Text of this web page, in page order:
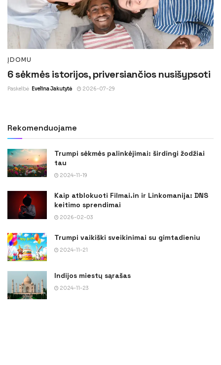
ĮDOMU
6 sėkmės istorijos, priversiančios nusišypsoti
Paskelbė Evelina Jakutytė 2026-07-29
Rekomenduojame
Trumpi sėkmės palinkėjimai: širdingi žodžiai
tau
2024-11-19
Kaip atblokuoti Filmai.in ir Linkomanija: DNS
keitimo sprendimai
2026-02-03
Trumpi vaikiški sveikinimai su gimtadieniu
2024-11-21
Indijos miestų sąrašas
2024-11-23